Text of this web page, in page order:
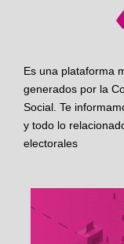
Es una plataforma
generados por la
Social. Te
y todo lo
electorales